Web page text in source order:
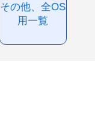
その他、全OS
用一覧